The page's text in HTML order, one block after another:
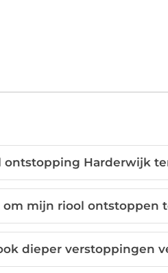
ontstopping Harderwijk
om mijn riool ontstoppen
dieper verstoppingen